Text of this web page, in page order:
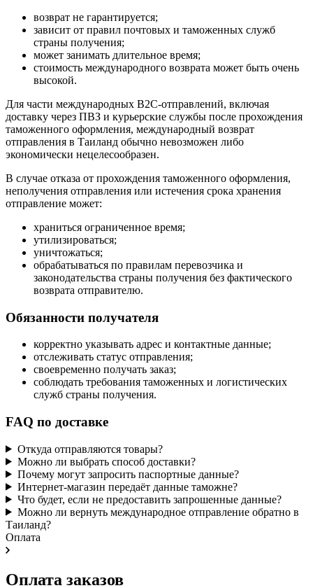
возврат не гарантируется;
зависит от правил почтовых и таможенных служб
страны получения;
может занимать длительное время;
стоимость международного возврата может быть очень
высокой.
Для части международных B2C-отправлений, включая
доставку через ПВЗ и курьерские службы после прохождения
таможенного оформления, международный возврат
отправления в Таиланд обычно невозможен либо
экономически нецелесообразен.
В случае отказа от прохождения таможенного оформления,
неполучения отправления или истечения срока хранения
отправление может:
храниться ограниченное время;
утилизироваться;
уничтожаться;
обрабатываться по правилам перевозчика и
законодательства страны получения без фактического
возврата отправителю.
Обязанности получателя
корректно указывать адрес и контактные данные;
отслеживать статус отправления;
своевременно получать заказ;
соблюдать требования таможенных и логистических
служб страны получения.
FAQ по доставке
Откуда отправляются товары?
Можно ли выбрать способ доставки?
Почему могут запросить паспортные данные?
Интернет-магазин передаёт данные таможне?
Что будет, если не предоставить запрошенные данные?
Можно ли вернуть международное отправление обратно в
Таиланд?
Оплата
Оплата заказов